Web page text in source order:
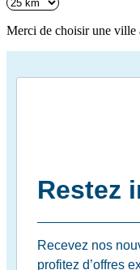
Merci de choisir une ville
Restez
Recevez nos
profitez d’offres